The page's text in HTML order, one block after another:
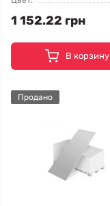
1 152.22 грн
В корзину
Продано